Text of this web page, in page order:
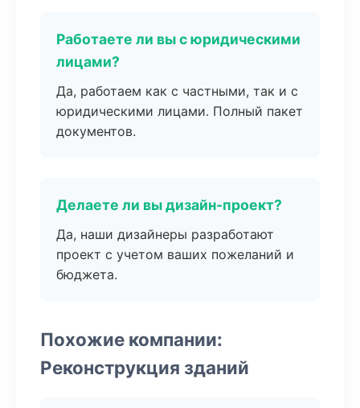
Работаете ли вы с юридическими
лицами?
Да, работаем как с частными, так и с
юридическими лицами. Полный пакет
документов.
Делаете ли вы дизайн-проект?
Да, наши дизайнеры разработают
проект с учетом ваших пожеланий и
бюджета.
Похожие компании:
Реконструкция зданий